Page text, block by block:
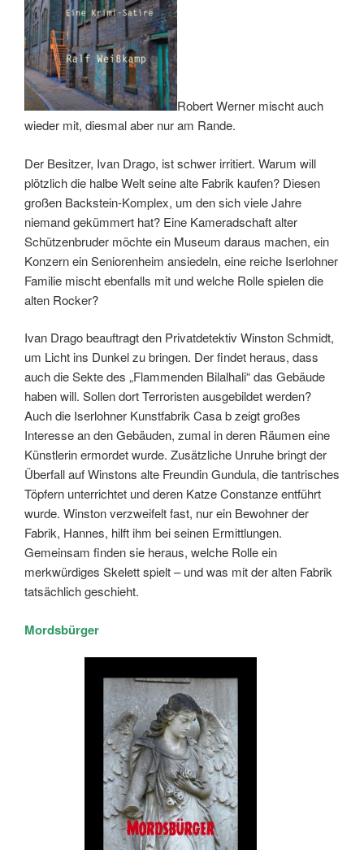
Robert Werner mischt auch
wieder mit, diesmal aber nur am Rande.
Der Besitzer, Ivan Drago, ist schwer irritiert. Warum will
plötzlich die halbe Welt seine alte Fabrik kaufen? Diesen
großen Backstein-Komplex, um den sich viele Jahre
niemand gekümmert hat? Eine Kameradschaft alter
Schützenbruder möchte ein Museum daraus machen, ein
Konzern ein Seniorenheim ansiedeln, eine reiche Iserlohner
Familie mischt ebenfalls mit und welche Rolle spielen die
alten Rocker?
Ivan Drago beauftragt den Privatdetektiv Winston Schmidt,
um Licht ins Dunkel zu bringen. Der findet heraus, dass
auch die Sekte des „Flammenden Bilalhali“ das Gebäude
haben will. Sollen dort Terroristen ausgebildet werden?
Auch die Iserlohner Kunstfabrik Casa b zeigt großes
Interesse an den Gebäuden, zumal in deren Räumen eine
Künstlerin ermordet wurde. Zusätzliche Unruhe bringt der
Überfall auf Winstons alte Freundin Gundula, die tantrisches
Töpfern unterrichtet und deren Katze Constanze entführt
wurde. Winston verzweifelt fast, nur ein Bewohner der
Fabrik, Hannes, hilft ihm bei seinen Ermittlungen.
Gemeinsam finden sie heraus, welche Rolle ein
merkwürdiges Skelett spielt – und was mit der alten Fabrik
tatsächlich geschieht.
Mordsbürger